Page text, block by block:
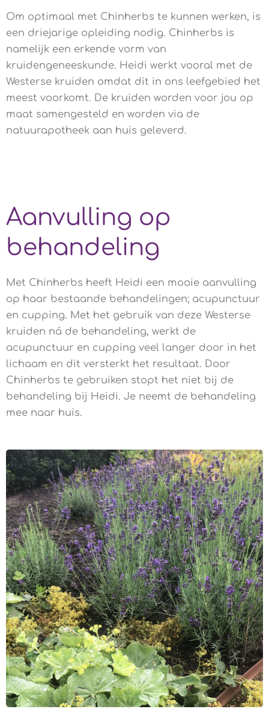
Om optimaal met Chinherbs te kunnen werken, is
een driejarige opleiding nodig. Chinherbs is
namelijk een erkende vorm van
kruidengeneeskunde. Heidi werkt vooral met de
Westerse kruiden omdat dit in ons leefgebied het
meest voorkomt. De kruiden worden voor jou op
maat samengesteld en worden via de
natuurapotheek aan huis geleverd.
Aanvulling op
behandeling
Met Chinherbs heeft Heidi een mooie aanvulling
op haar bestaande behandelingen; acupunctuur
en cupping. Met het gebruik van deze Westerse
kruiden ná de behandeling, werkt de
acupunctuur en cupping veel langer door in het
lichaam en dit versterkt het resultaat. Door
Chinherbs te gebruiken stopt het niet bij de
behandeling bij Heidi. Je neemt de behandeling
mee naar huis.